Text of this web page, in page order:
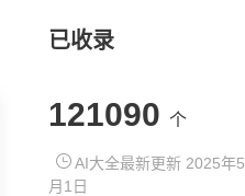
已收录
121090 个
AI大全最新更新 2025年5
月1日